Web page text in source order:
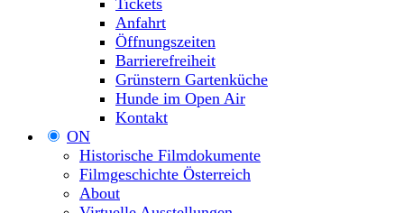
Anfahrt
Öffnungszeiten
Barrierefreiheit
Grünstern Gartenküche
Hunde im Open Air
Kontakt
ON
Historische Filmdokumente
Filmgeschichte Österreich
About